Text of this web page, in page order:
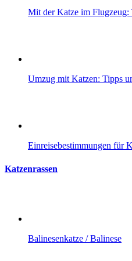
Mit der Katze im Flugzeug:
Umzug mit Katzen: Tipps
Einreisebestimmungen für
Katzenrassen
Balinesenkatze / Balinese